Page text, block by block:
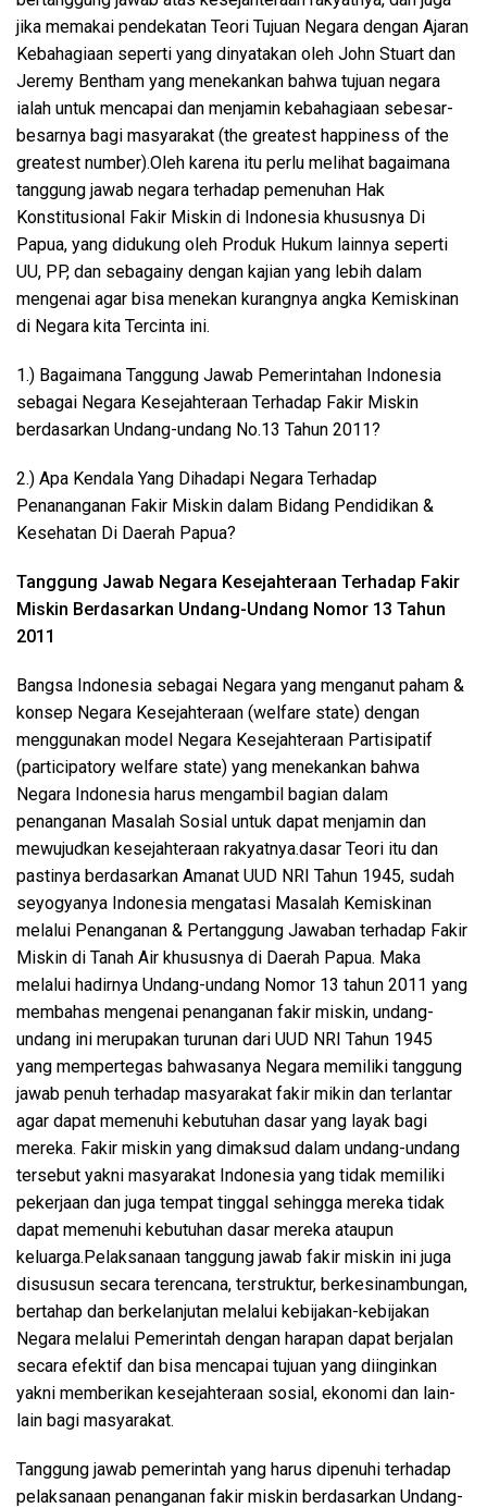
jika memakai pendekatan Teori Tujuan Negara dengan Ajaran
Kebahagiaan seperti yang dinyatakan oleh John Stuart dan
Jeremy Bentham yang menekankan bahwa tujuan negara
ialah untuk mencapai dan menjamin kebahagiaan sebesar-
besarnya bagi masyarakat (the greatest happiness of the
greatest number).Oleh karena itu perlu melihat bagaimana
tanggung jawab negara terhadap pemenuhan Hak
Konstitusional Fakir Miskin di Indonesia khususnya Di
Papua, yang didukung oleh Produk Hukum lainnya seperti
UU, PP, dan sebagainy dengan kajian yang lebih dalam
mengenai agar bisa menekan kurangnya angka Kemiskinan
di Negara kita Tercinta ini.
1.) Bagaimana Tanggung Jawab Pemerintahan Indonesia
sebagai Negara Kesejahteraan Terhadap Fakir Miskin
berdasarkan Undang-undang No.13 Tahun 2011?
2.) Apa Kendala Yang Dihadapi Negara Terhadap
Penananganan Fakir Miskin dalam Bidang Pendidikan &
Kesehatan Di Daerah Papua?
Tanggung Jawab Negara Kesejahteraan Terhadap Fakir
Miskin Berdasarkan Undang-Undang Nomor 13 Tahun
2011
Bangsa Indonesia sebagai Negara yang menganut paham &
konsep Negara Kesejahteraan (welfare state) dengan
menggunakan model Negara Kesejahteraan Partisipatif
(participatory welfare state) yang menekankan bahwa
Negara Indonesia harus mengambil bagian dalam
penanganan Masalah Sosial untuk dapat menjamin dan
mewujudkan kesejahteraan rakyatnya.dasar Teori itu dan
pastinya berdasarkan Amanat UUD NRI Tahun 1945, sudah
seyogyanya Indonesia mengatasi Masalah Kemiskinan
melalui Penanganan & Pertanggung Jawaban terhadap Fakir
Miskin di Tanah Air khususnya di Daerah Papua. Maka
melalui hadirnya Undang-undang Nomor 13 tahun 2011 yang
membahas mengenai penanganan fakir miskin, undang-
undang ini merupakan turunan dari UUD NRI Tahun 1945
yang mempertegas bahwasanya Negara memiliki tanggung
jawab penuh terhadap masyarakat fakir mikin dan terlantar
agar dapat memenuhi kebutuhan dasar yang layak bagi
mereka. Fakir miskin yang dimaksud dalam undang-undang
tersebut yakni masyarakat Indonesia yang tidak memiliki
pekerjaan dan juga tempat tinggal sehingga mereka tidak
dapat memenuhi kebutuhan dasar mereka ataupun
keluarga.Pelaksanaan tanggung jawab fakir miskin ini juga
disususun secara terencana, terstruktur, berkesinambungan,
bertahap dan berkelanjutan melalui kebijakan-kebijakan
Negara melalui Pemerintah dengan harapan dapat berjalan
secara efektif dan bisa mencapai tujuan yang diinginkan
yakni memberikan kesejahteraan sosial, ekonomi dan lain-
lain bagi masyarakat.
Tanggung jawab pemerintah yang harus dipenuhi terhadap
pelaksanaan penanganan fakir miskin berdasarkan Undang-